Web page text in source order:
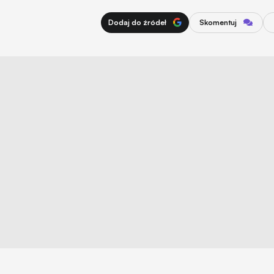
Dodaj do źródeł Skomentuj